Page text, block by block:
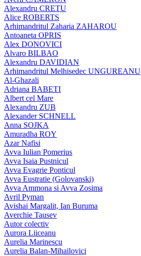
Alexandru CRETU
Alice ROBERTS
Arhimandritul Zaharia ZAHAROU
Antoaneta OPRIS
Alex DONOVICI
Alvaro BILBAO
Alexandru DAVIDIAN
Arhimandritul Melhisedec UNGUREANU
Al-Ghazali
Adriana BABETI
Albert cel Mare
Alexandru ZUB
Alexander SCHNELL
Anna SOJKA
Amuradha ROY
Azar Nafisi
Avva Iulian Pomerius
Avva Isaia Pustnicul
Avva Evagrie Ponticul
Avva Eustratie (Golovanski)
Avva Ammona si Avva Zosima
Avril Pyman
Avishai Margalit, Ian Buruma
Averchie Tausev
Autor colectiv
Aurora Liiceanu
Aurelia Marinescu
Aurelia Balan-Mihailovici